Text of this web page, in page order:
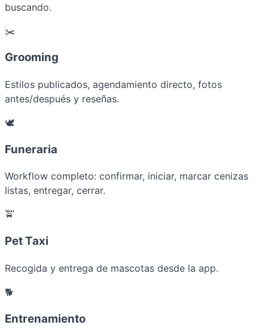
buscando.
✂️
Grooming
Estilos publicados, agendamiento directo, fotos
antes/después y reseñas.
🕊️
Funeraria
Workflow completo: confirmar, iniciar, marcar cenizas
listas, entregar, cerrar.
🚖
Pet Taxi
Recogida y entrega de mascotas desde la app.
🐕
Entrenamiento